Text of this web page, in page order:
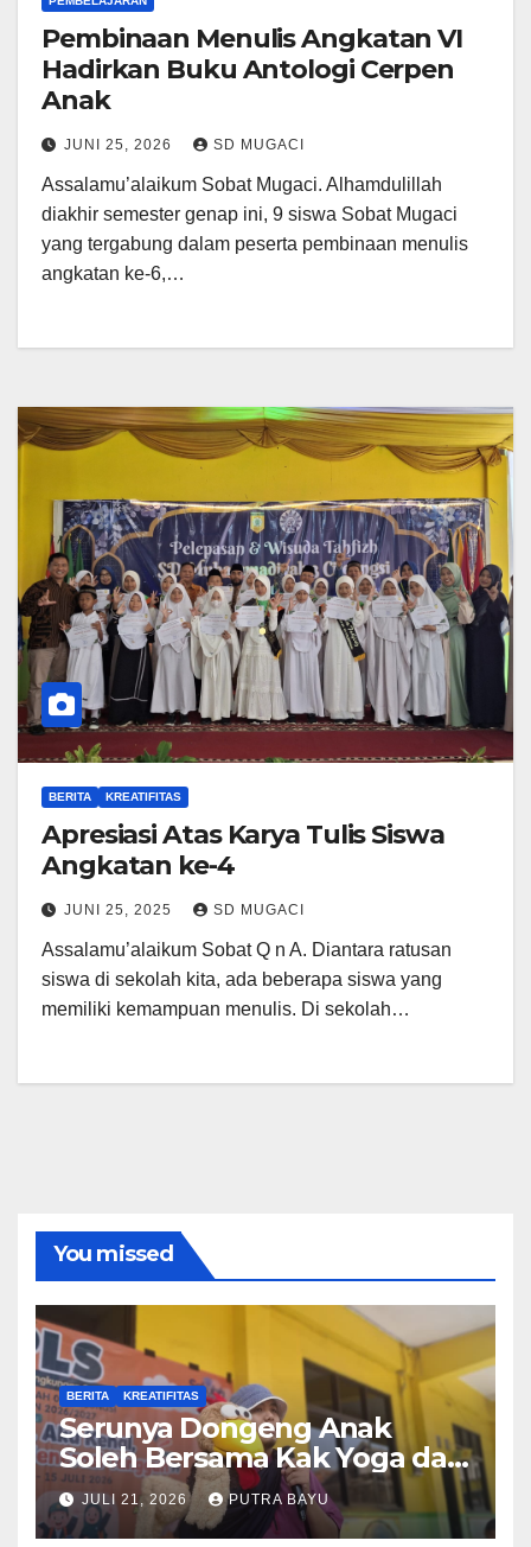
Pembinaan Menulis Angkatan VI
Hadirkan Buku Antologi Cerpen
Anak
JUNI 25, 2026 SD MUGACI
Assalamu’alaikum Sobat Mugaci. Alhamdulillah
diakhir semester genap ini, 9 siswa Sobat Mugaci
yang tergabung dalam peserta pembinaan menulis
angkatan ke-6,…
BERITA KREATIFITAS
Apresiasi Atas Karya Tulis Siswa
Angkatan ke-4
JUNI 25, 2025 SD MUGACI
Assalamu’alaikum Sobat Q n A. Diantara ratusan
siswa di sekolah kita, ada beberapa siswa yang
memiliki kemampuan menulis. Di sekolah…
You missed
BERITA KREATIFITAS
Serunya Dongeng Anak
Soleh Bersama Kak Yoga dan
Piko
JULI 21, 2026 PUTRA BAYU